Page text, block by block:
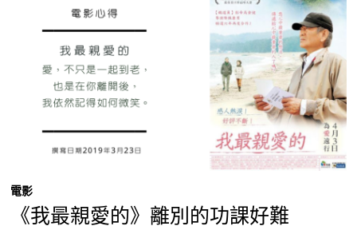
電影
《我最親愛的》離別的功課好難